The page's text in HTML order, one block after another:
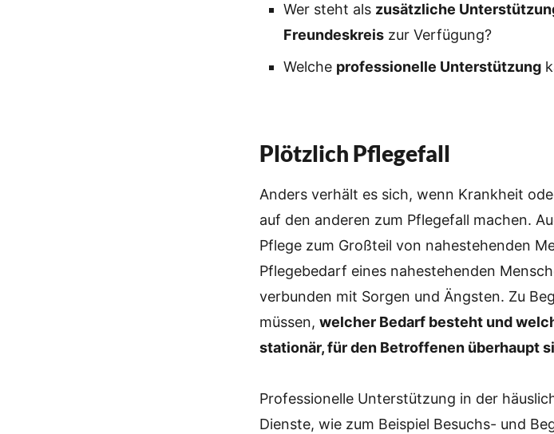
Wer steht als zusätzliche
Freundeskreis zur Verfügung?
Welche professionelle Unterstützung
Plötzlich Pflegefall
Anders verhält es sich, wenn Krankheit
auf den anderen zum Pflegefall machen.
Pflege zum Großteil von nahestehenden
Pflegebedarf eines nahestehenden
verbunden mit Sorgen und Ängsten. Zu
müssen,welcher Bedarf besteht und
stationär, für den Betroffenen überhaupt
Professionelle Unterstützung in der
Dienste, wie zum Beispiel Besuchs- und